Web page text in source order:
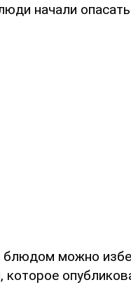
начали
блюдом можно